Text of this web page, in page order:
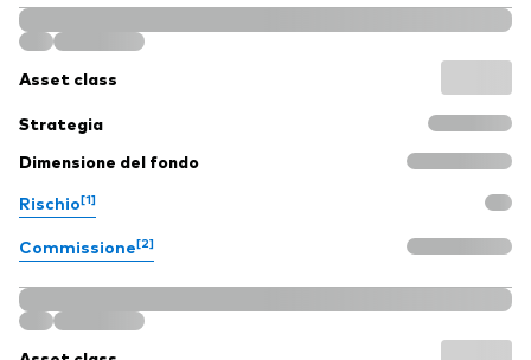
Asset class
Strategia
Dimensione del fondo
Rischio[1]
Commissione[2]